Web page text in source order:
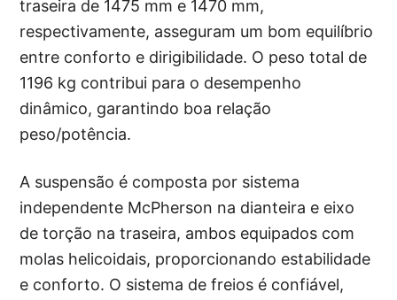
traseira de 1475 mm e 1470 mm,
respectivamente, asseguram um bom equilíbrio
entre conforto e dirigibilidade. O peso total de
1196 kg contribui para o desempenho
dinâmico, garantindo boa relação
peso/potência.
A suspensão é composta por sistema
independente McPherson na dianteira e eixo
de torção na traseira, ambos equipados com
molas helicoidais, proporcionando estabilidade
e conforto. O sistema de freios é confiável,